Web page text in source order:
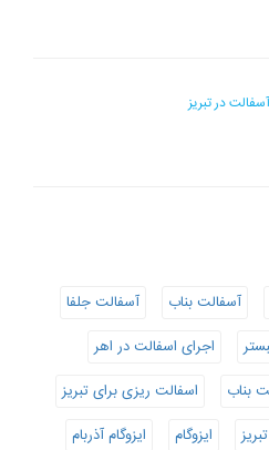
در تبریز
آسفالت بناب
آسفالت جلفا
اجرای اسفالت در اهر
بناب
اسفالت ریزی برای تبریز
ایزوگام
ایزوگام آذربام